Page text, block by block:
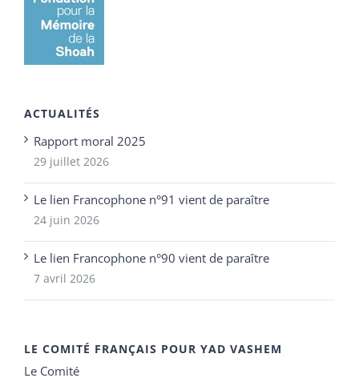
ACTUALITÉS
Rapport moral 2025
29 juillet 2026
Le lien Francophone n°91 vient de paraître
24 juin 2026
Le lien Francophone n°90 vient de paraître
7 avril 2026
LE COMITÉ FRANÇAIS POUR YAD VASHEM
Le Comité